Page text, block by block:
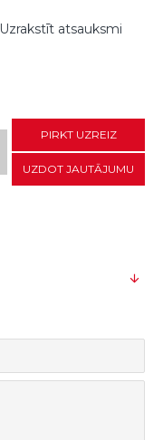
Uzrakstīt atsauksmi
PIRKT UZREIZ
UZDOT JAUTĀJUMU